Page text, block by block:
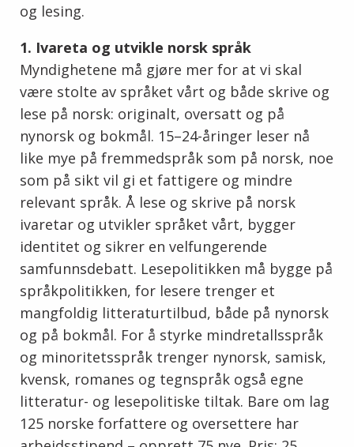
og lesing.
1. Ivareta og utvikle norsk språk
Myndighetene må gjøre mer for at vi skal
være stolte av språket vårt og både skrive og
lese på norsk: originalt, oversatt og på
nynorsk og bokmål. 15–24-åringer leser nå
like mye på fremmedspråk som på norsk, noe
som på sikt vil gi et fattigere og mindre
relevant språk. Å lese og skrive på norsk
ivaretar og utvikler språket vårt, bygger
identitet og sikrer en velfungerende
samfunnsdebatt. Lesepolitikken må bygge på
språkpolitikken, for lesere trenger et
mangfoldig litteraturtilbud, både på nynorsk
og på bokmål. For å styrke mindretallsspråk
og minoritetsspråk trenger nynorsk, samisk,
kvensk, romanes og tegnspråk også egne
litteratur- og lesepolitiske tiltak. Bare om lag
125 norske forfattere og oversettere har